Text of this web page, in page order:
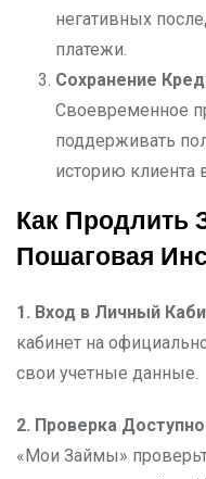
негативных
платежи.
Сохранение
Своевременное
поддерживать
историю клиента
Как Продлить
Пошаговая
1. Вход в Личный
кабинет на
свои учетные данные.
2. Проверка
«Мои Займы»